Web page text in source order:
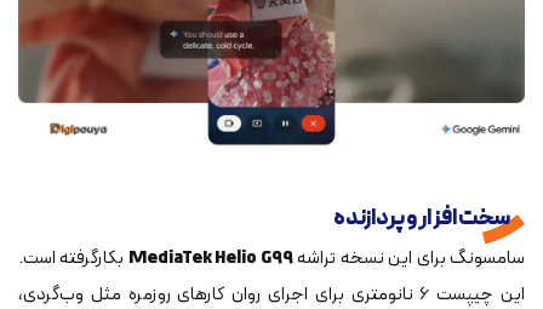
سخت‌ افزار و پردازنده
سامسونگ برای این نسخه تراشهMediaTek Helio G99 بکارگرفته است.
این چیپست ۶ نانومتری برای اجرای روان کارهای روزمره مثل وب‌گردی،